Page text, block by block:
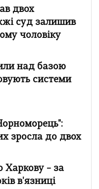
двох
суд залишив
чоловіку
над базою
системи
зросла до двох
Харкову – за
в'язниці